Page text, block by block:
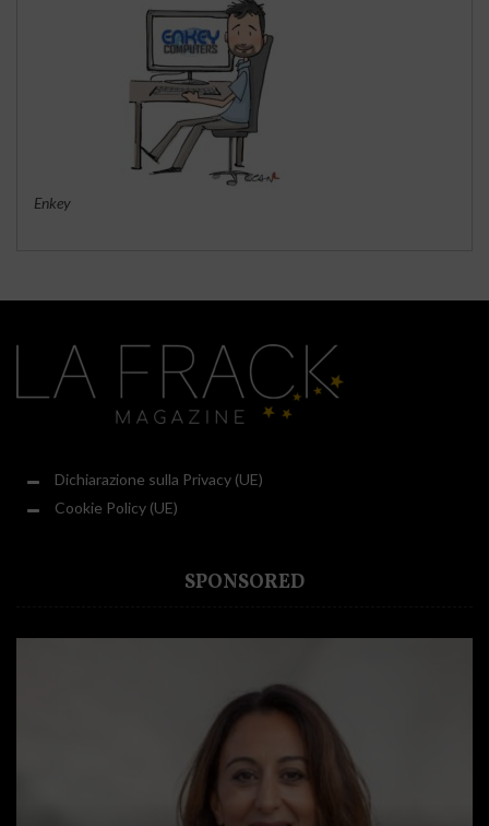
Enkey
Dichiarazione sulla Privacy (UE)
Cookie Policy (UE)
SPONSORED